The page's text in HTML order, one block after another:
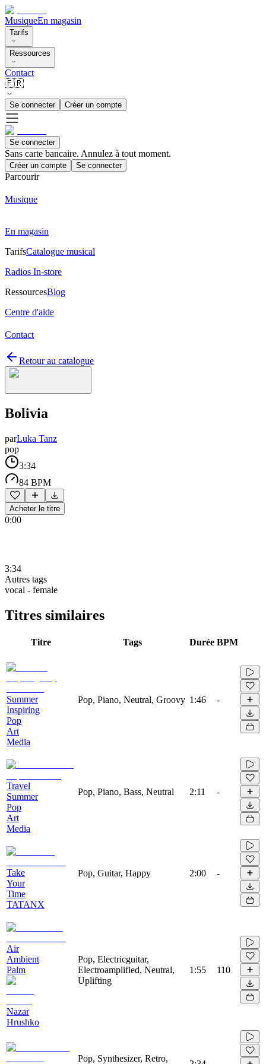
MusiqueEn magasin
Tarifs
Ressources
Contact
🇫🇷
Se connecter Créer un compte
Se connecter
Sans carte bancaire. Annulez à tout moment.
Créer un compte Se connecter
Parcourir
Musique
En magasin
TarifsCatalogue musical
Radios In-store
RessourcesBlog
Centre d'aide
Contact
Retour au catalogue
Bolivia
parLuka Tanz
pop
3:34
84 BPM
Acheter le titre
0:00
3:34
Autres tags
vocal - female
Titres similaires
Titre Tags Durée BPM
Summer
Inspiring
Pop
Art
Media
Pop, Piano, Neutral, Groovy 1:46 -
Travel
Summer
Pop
Art
Media
Pop, Piano, Bass, Neutral 2:11 -
Take
Your
Time
TATANX
Pop, Guitar, Happy 2:00 -
Air
Ambient
Palm
Nazar
Hrushko
Pop, Electricguitar,
Electroamplified, Neutral,
Uplifting
1:55 110
Pop, Synthesizer, Retro,